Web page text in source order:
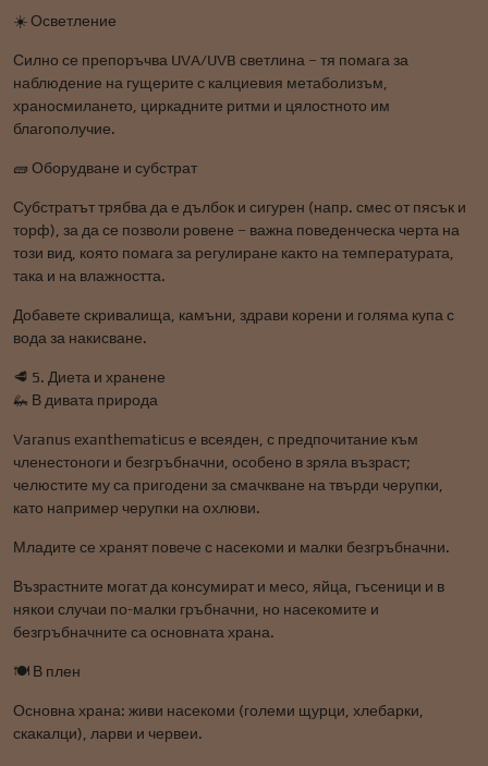
☀️ Осветление
Силно се препоръчва UVA/UVB светлина – тя помага за
наблюдение на гущерите с калциевия метаболизъм,
храносмилането, циркадните ритми и цялостното им
благополучие.
🧱 Оборудване и субстрат
Субстратът трябва да е дълбок и сигурен (напр. смес от пясък и
торф), за да се позволи ровене – важна поведенческа черта на
този вид, която помага за регулиране както на температурата,
така и на влажността.
Добавете скривалища, камъни, здрави корени и голяма купа с
вода за накисване.
🥩 5. Диета и хранене
🦗 В дивата природа
Varanus exanthematicus е всеяден, с предпочитание към
членестоноги и безгръбначни, особено в зряла възраст;
челюстите му са пригодени за смачкване на твърди черупки,
като например черупки на охлюви.
Младите се хранят повече с насекоми и малки безгръбначни.
Възрастните могат да консумират и месо, яйца, гъсеници и в
някои случаи по-малки гръбначни, но насекомите и
безгръбначните са основната храна.
🍽️ В плен
Основна храна: живи насекоми (големи щурци, хлебарки,
скакалци), ларви и червеи.